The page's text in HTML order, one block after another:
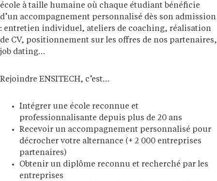
école à taille humaine où chaque étudiant bénéficie
d’un accompagnement personnalisé dès son admission
: entretien individuel, ateliers de coaching, réalisation
de CV, positionnement sur les offres de nos partenaires,
job dating…
Rejoindre ENSITECH, c’est…
Intégrer une école reconnue et
professionnalisante depuis plus de 20 ans
Recevoir un accompagnement personnalisé pour
décrocher votre alternance (+ 2 000 entreprises
partenaires)
Obtenir un diplôme reconnu et recherché par les
entreprises